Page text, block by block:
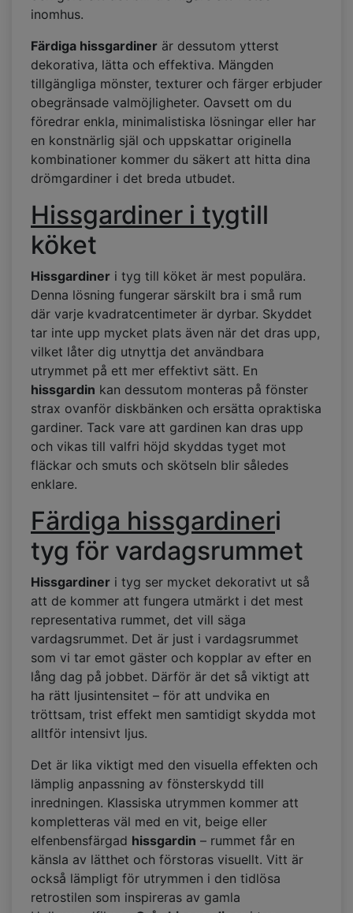
inomhus.
Färdiga hissgardiner är dessutom ytterst
dekorativa, lätta och effektiva. Mängden
tillgängliga mönster, texturer och färger erbjuder
obegränsade valmöjligheter. Oavsett om du
föredrar enkla, minimalistiska lösningar eller har
en konstnärlig själ och uppskattar originella
kombinationer kommer du säkert att hitta dina
drömgardiner i det breda utbudet.
Hissgardiner i tygtill
köket
Hissgardiner i tyg till köket är mest populära.
Denna lösning fungerar särskilt bra i små rum
där varje kvadratcentimeter är dyrbar. Skyddet
tar inte upp mycket plats även när det dras upp,
vilket låter dig utnyttja det användbara
utrymmet på ett mer effektivt sätt. En
hissgardin kan dessutom monteras på fönster
strax ovanför diskbänken och ersätta opraktiska
gardiner. Tack vare att gardinen kan dras upp
och vikas till valfri höjd skyddas tyget mot
fläckar och smuts och skötseln blir således
enklare.
Färdiga hissgardineri
tyg för vardagsrummet
Hissgardiner i tyg ser mycket dekorativt ut så
att de kommer att fungera utmärkt i det mest
representativa rummet, det vill säga
vardagsrummet. Det är just i vardagsrummet
som vi tar emot gäster och kopplar av efter en
lång dag på jobbet. Därför är det så viktigt att
ha rätt ljusintensitet – för att undvika en
tröttsam, trist effekt men samtidigt skydda mot
alltför intensivt ljus.
Det är lika viktigt med den visuella effekten och
lämplig anpassning av fönsterskydd till
inredningen. Klassiska utrymmen kommer att
kompletteras väl med en vit, beige eller
elfenbensfärgad hissgardin – rummet får en
känsla av lätthet och förstoras visuellt. Vitt är
också lämpligt för utrymmen i den tidlösa
retrostilen som inspireras av gamla